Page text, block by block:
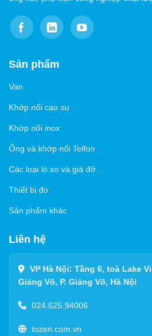
Sản phẩm
Van
Khớp nối cao su
Khớp nối inox
Ống và khớp nối Telfon
Các loại lò xo và giá đỡ
Thiết bị đo
Sản phẩm khác
Liên hệ
VP Hà Nội: Tầng 6, toà Lake
Giảng Võ, P. Giảng Võ, Hà Nội
024.625.94006
tozen.com.vn